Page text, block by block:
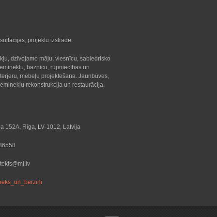
projektu izstrāde.
dzīvojamo māju, viesnīcu, sabiedrisko
baznīcu, rūpniecības un
mēbeļu projektešana. Jaunbūves,
rekonstrukcija un restaurācija.
152A, Rīga, LV‑1012, Latvija